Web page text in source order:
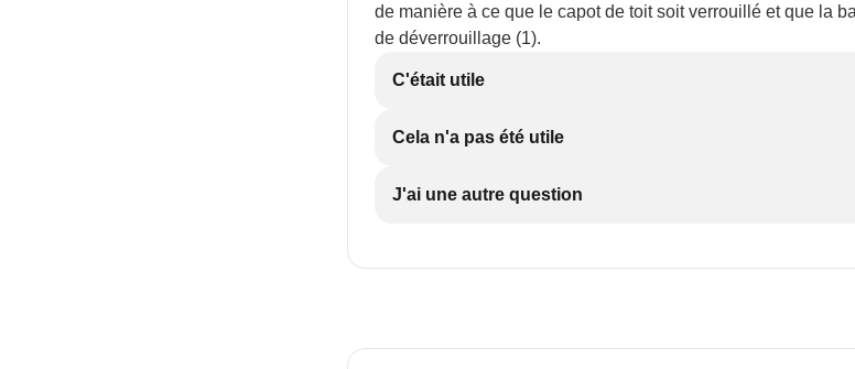
de manière à ce que le capot de toit soit verrouillé et que la
de déverrouillage (1).
C'était utile
Cela n'a pas été utile
J'ai une autre question